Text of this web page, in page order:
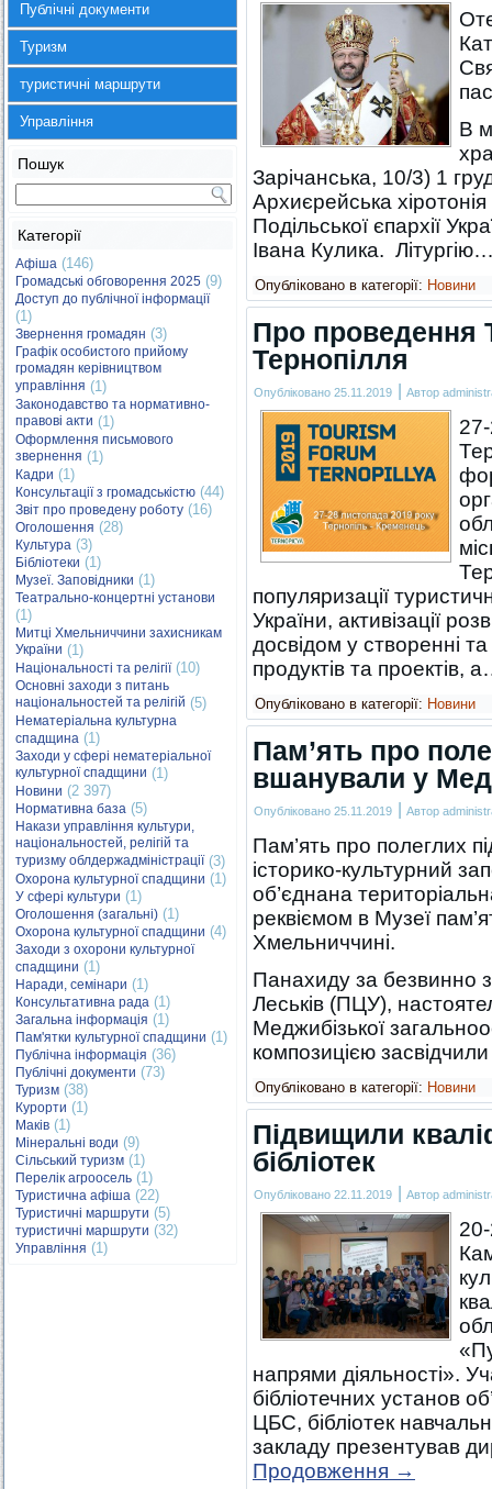
Публічні документи
Туризм
туристичні маршрути
Управління
Пошук
Категорії
Афіша (146)
Громадські обговорення 2025 (9)
Доступ до публічної інформації
(1)
Звернення громадян (3)
Графік особистого прийому
громадян керівництвом
управління (1)
Законодавство та нормативно-
правові акти (1)
Оформлення письмового
звернення (1)
Кадри (1)
Консультації з громадськістю (44)
Звіт про проведену роботу (16)
Оголошення (28)
Культура (3)
Бібліотеки (1)
Музеї. Заповідники (1)
Театрально-концертні установи
(1)
Митці Хмельниччини захисникам
України (1)
Національності та релігії(10)
Основні заходи з питань
національностей та релігій (5)
Нематеріальна культурна
спадщина (1)
Заходи у сфері нематеріальної
культурної спадщини (1)
Новини (2 397)
Нормативна база (5)
Накази управління культури,
національностей, релігій та
туризму облдержадміністрації(3)
Охорона культурної спадщини (1)
У сфері культури (1)
Оголошення (загальні) (1)
Охорона культурної спадщини (4)
Заходи з охорони культурної
спадщини (1)
Наради, семінари (1)
Консультативна рада (1)
Загальна інформація (1)
Пам'ятки культурної спадщини (1)
Публічна інформація (36)
Публічні документи (73)
Туризм (38)
Курорти (1)
Маків (1)
Мінеральні води (9)
Сільський туризм (1)
Перелік агроосель (1)
Туристична афіша (22)
Туристичні маршрути (5)
туристичні маршрути (32)
Управління (1)
В
Зарічанська, 10/3) 1
Архиєрейська хіротонія
Подільської єпархії
Івана Кулика.
Опубліковано в категорії: Новини
Про проведення
Тернопілля
Опубліковано 25.11.2019 | Автор
популяризації
України, активізації
досвідом у створенні
продуктів та проектів,
Опубліковано в категорії: Новини
Пам’ять про
вшанували у
Опубліковано 25.11.2019 | Автор
Пам’ять про полеглих
історико-культурний
об’єднана
реквіємом в Музеї
Хмельниччині.
Панахиду за безвинно
Леськів (ПЦУ),
Меджибізької
композицією
Опубліковано в категорії: Новини
Підвищили
бібліотек
Опубліковано 22.11.2019 | Автор
напрями діяльності».
бібліотечних установ
ЦБС, бібліотек
закладу презентував
Продовження →